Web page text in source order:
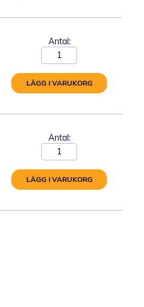
Antal:
LÄGG I VARUKORG
Antal:
LÄGG I VARUKORG